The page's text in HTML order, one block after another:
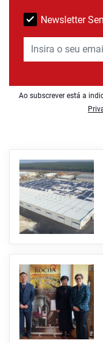
Newsletter
Ao subscrever está a